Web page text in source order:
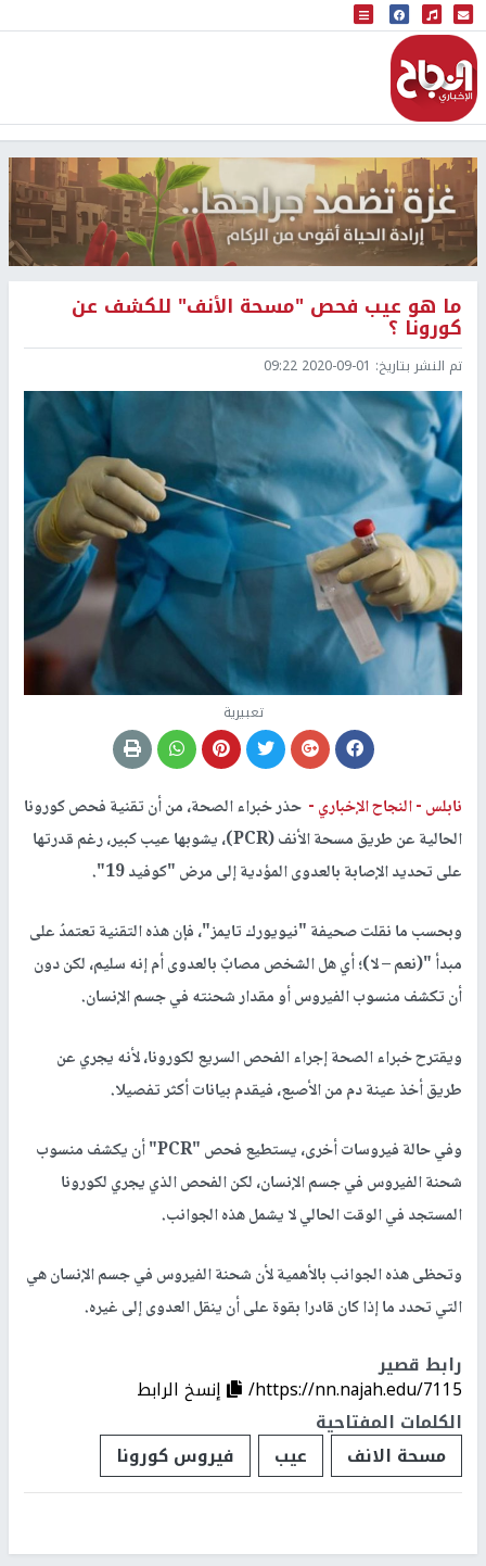
البث المباشر
إذاعة النجاح
ما هو عيب فحص "مسحة الأنف" للكشف عن
كورونا ؟
تم النشر بتاريخ: 2020-09-01 09:22
تعبيرية
نابلس -النجاح الإخباري - حذر خبراء الصحة، من أن تقنية فحص كورونا
الحالية عن طريق مسحة الأنف (PCR)، يشوبها عيب كبير، رغم قدرتها
على تحديد الإصابة بالعدوى المؤدية إلى مرض "كوفيد 19".
وبحسب ما نقلت صحيفة "نيويورك تايمز"، فإن هذه التقنية تعتمدُ على
مبدأ "(نعم – لا)؛ أي هل الشخص مصابٌ بالعدوى أم إنه سليم، لكن دون
أن تكشف منسوب الفيروس أو مقدار شحنته في جسم الإنسان.
ويقترح خبراء الصحة إجراء الفحص السريع لكورونا، لأنه يجري عن
طريق أخذ عينة دم من الأصبع، فيقدم بيانات أكثر تفصيلا.
وفي حالة فيروسات أخرى، يستطيع فحص "PCR" أن يكشف منسوب
شحنة الفيروس في جسم الإنسان، لكن الفحص الذي يجري لكورونا
المستجد في الوقت الحالي لا يشمل هذه الجوانب.
وتحظى هذه الجوانب بالأهمية لأن شحنة الفيروس في جسم الإنسان هي
التي تحدد ما إذا كان قادرا بقوة على أن ينقل العدوى إلى غيره.
رابط قصير
https://nn.najah.edu/7115/
إنسخ الرابط
الكلمات المفتاحية
مسحة الانف
عيب فيروس كورونا